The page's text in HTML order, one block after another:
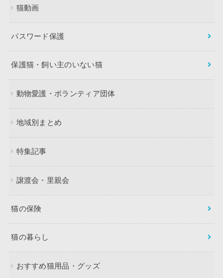
猫動画
パスワード保護
保護猫・飼い主のいない猫
動物愛護・ボランティア団体
地域別まとめ
特集記事
譲渡会・里親会
猫の保険
猫の暮らし
おすすめ猫用品・グッズ